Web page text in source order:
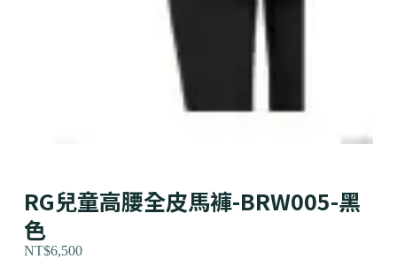
RG兒童高腰全皮馬褲-BRW005-黑
色
NT$6,500